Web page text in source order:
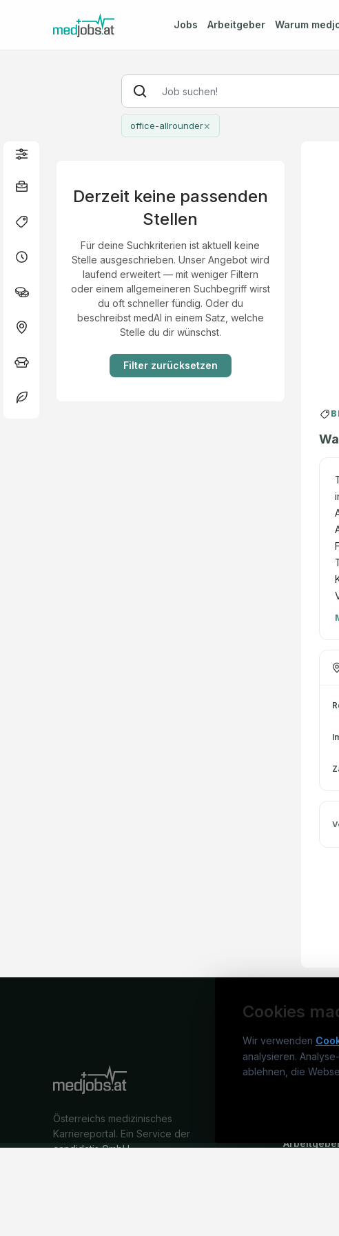
Jobs Arbeitgeber Warum
office-allrounder×
Derzeit keine passenden
Stellen
Für deine Suchkriterien ist aktuell keine
Stelle ausgeschrieben. Unser Angebot wird
laufend erweitert — mit weniger Filtern
oder einem allgemeineren Suchbegriff wirst
du oft schneller fündig. Oder du
beschreibst medAI in einem Satz, welche
Stelle du dir wünschst.
Filter zurücksetzen
Cookies
Wir verwenden
analysieren.
ablehnen, die
Österreichs medizinisches
Karriereportal. Ein Service der
candidatis GmbH.